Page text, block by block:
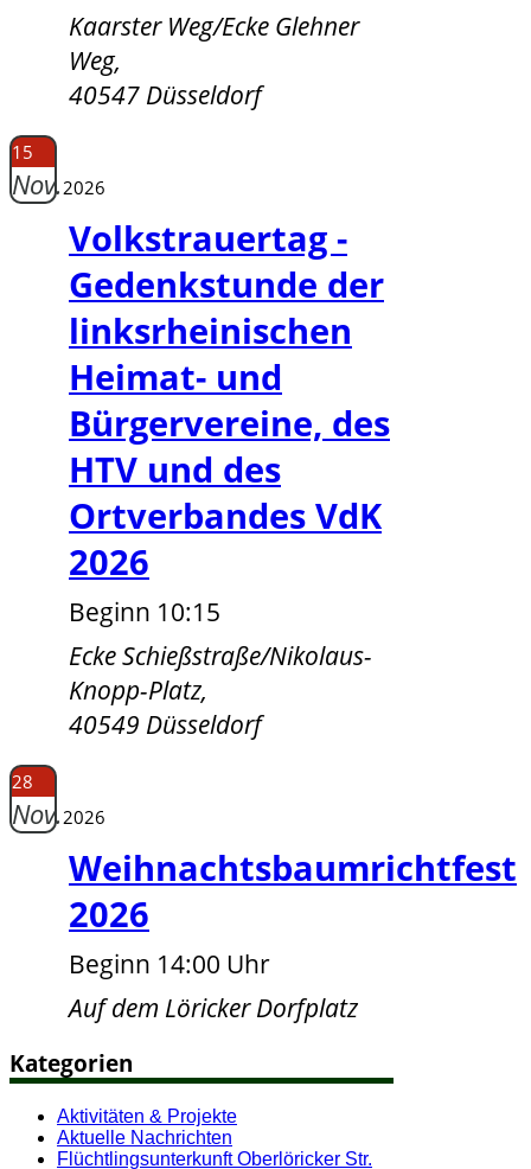
Kaarster Weg/Ecke Glehner
Weg,
40547 Düsseldorf
15
Nov.2026
Volkstrauertag -
Gedenkstunde der
linksrheinischen
Heimat- und
Bürgervereine, des
HTV und des
Ortverbandes VdK
2026
Beginn 10:15
Ecke Schießstraße/Nikolaus-
Knopp-Platz,
40549 Düsseldorf
28
Nov.2026
Weihnachtsbaumrichtfest
2026
Beginn 14:00 Uhr
Auf dem Löricker Dorfplatz
Kategorien
Aktivitäten & Projekte
Aktuelle Nachrichten
Flüchtlingsunterkunft Oberlöricker Str.